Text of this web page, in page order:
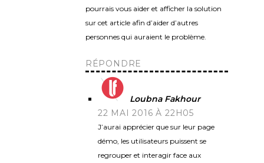
pourrais vous aider et afficher la solution
sur cet article afin d’aider d’autres
personnes qui auraient le problème.
RÉPONDRE
Loubna Fakhour
22 MAI 2016 À 22H05
J’aurai apprécier que sur leur page
démo, les utilisateurs puissent se
regrouper et interagir face aux